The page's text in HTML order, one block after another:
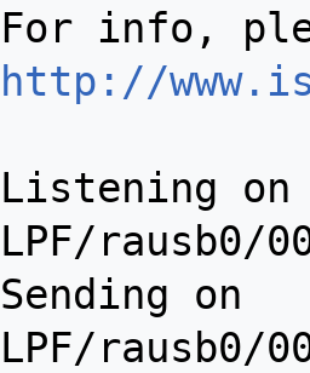
http://
Listening on
LPF/rausb0/
Sending on
LPF/rausb0/